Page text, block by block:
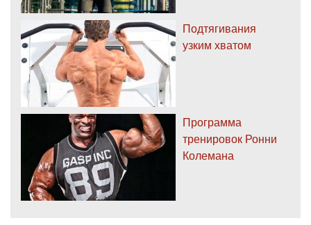
Подтягивания
узким хватом
Программа
тренировок Ронни
Колемана